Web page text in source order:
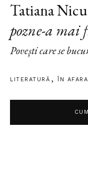
Tatiana
pozne-a mai
Povești care se
LITERATURĂ ÎN